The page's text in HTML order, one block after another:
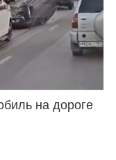
на дороге